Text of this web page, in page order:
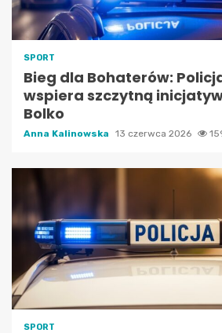
SPORT
Bieg dla Bohaterów:
wspiera szczytną
Bolko
Anna Kalinowska 13 czerwca 2026
SPORT